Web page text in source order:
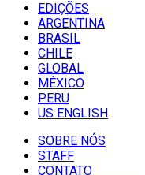
EDIÇÕES
ARGENTINA
BRASIL
CHILE
GLOBAL
MÉXICO
PERU
US ENGLISH
SOBRE NÓS
STAFF
CONTATO